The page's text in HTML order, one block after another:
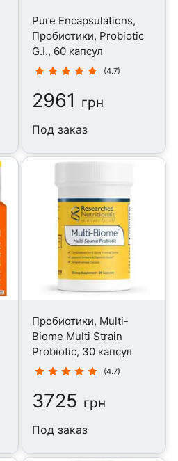
Pure Encapsulations,
Пробиотики, Probiotic
G.I., 60 капсул
(4.7)
2961 грн
Под заказ
Пробиотики, Multi-
Biome Multi Strain
Probiotic, 30 капсул
(4.7)
3725 грн
Под заказ